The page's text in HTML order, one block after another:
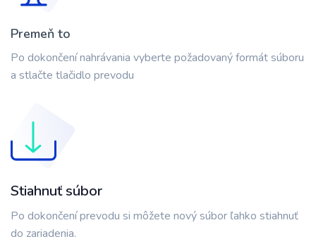
Premeň to
Po dokončení nahrávania vyberte požadovaný formát súboru
a stlačte tlačidlo prevodu
Stiahnuť súbor
Po dokončení prevodu si môžete nový súbor ľahko stiahnuť
do zariadenia.